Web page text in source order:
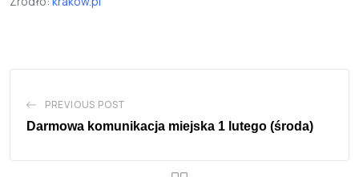
PREVIOUS POST
Darmowa komunikacja miejska 1 lutego (środa)